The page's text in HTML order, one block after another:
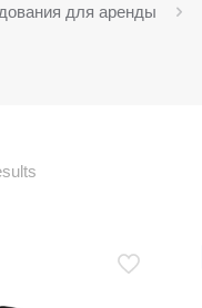
для аренды